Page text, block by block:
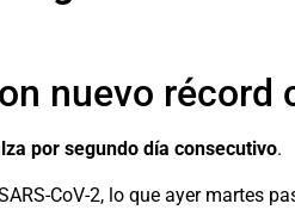
nuevo récord
por segundo día consecutivo.
CoV-2, lo que ayer martes